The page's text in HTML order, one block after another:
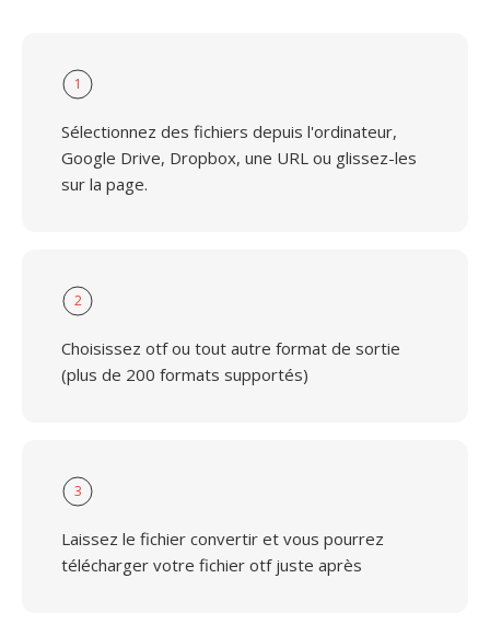
1
Sélectionnez des fichiers depuis l'ordinateur,
Google Drive, Dropbox, une URL ou glissez-les
sur la page.
2
Choisissez otf ou tout autre format de sortie
(plus de 200 formats supportés)
3
Laissez le fichier convertir et vous pourrez
télécharger votre fichier otf juste après